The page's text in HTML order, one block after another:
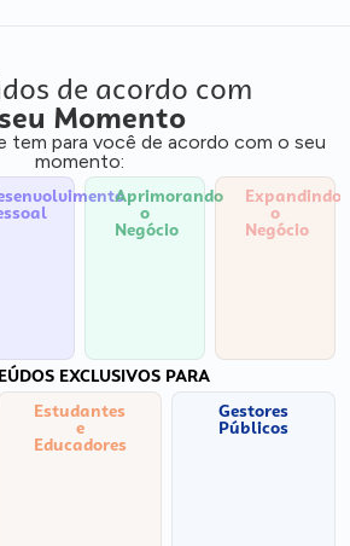
de acordo com
Momento
tem para você de acordo com o seu
momento:
Aprimorando
o
Negócio
Expandindo
o
Negócio
EXCLUSIVOS PARA
Estudantes
e
Educadores
Gestores
Públicos